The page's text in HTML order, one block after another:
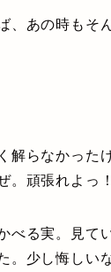
、あの時もそ
解らなかった
。頑張れよっ！
べる実。見て
。少し悔しい